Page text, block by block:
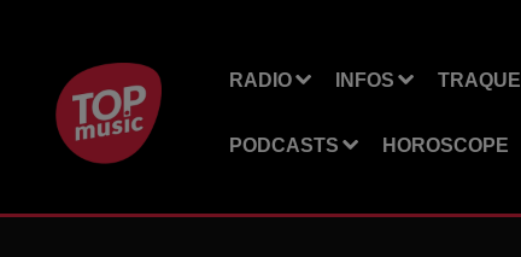
RADIO INFOS
PODCASTS HOROSCOPE